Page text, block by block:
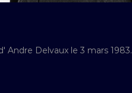
Delvaux le 3 mars 1983.